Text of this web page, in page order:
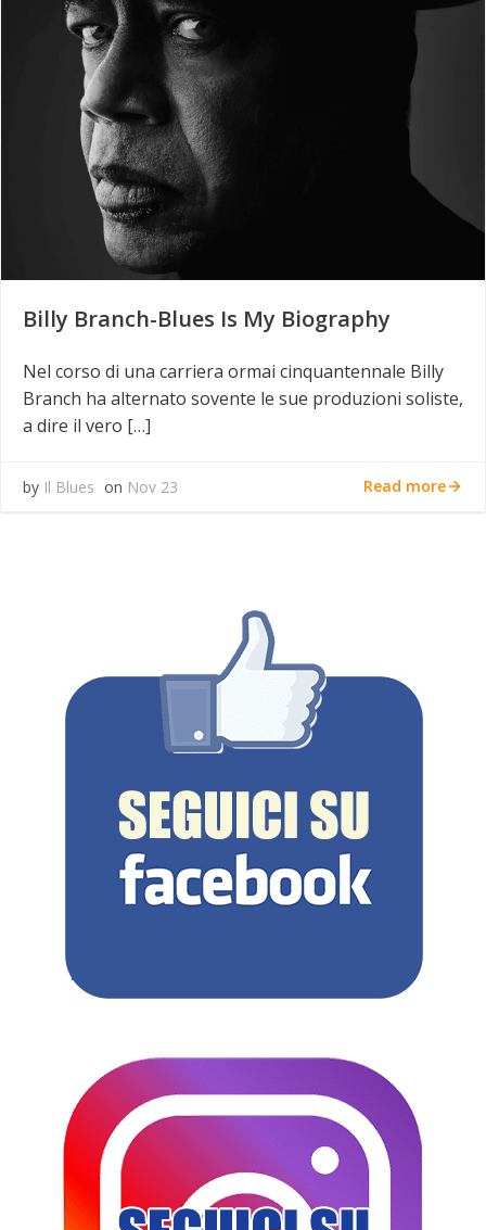
Billy Branch-Blues Is My Biography
Nel corso di una carriera ormai cinquantennale Billy
Branch ha alternato sovente le sue produzioni soliste,
a dire il vero […]
by Il Blues on Nov 23 Read more